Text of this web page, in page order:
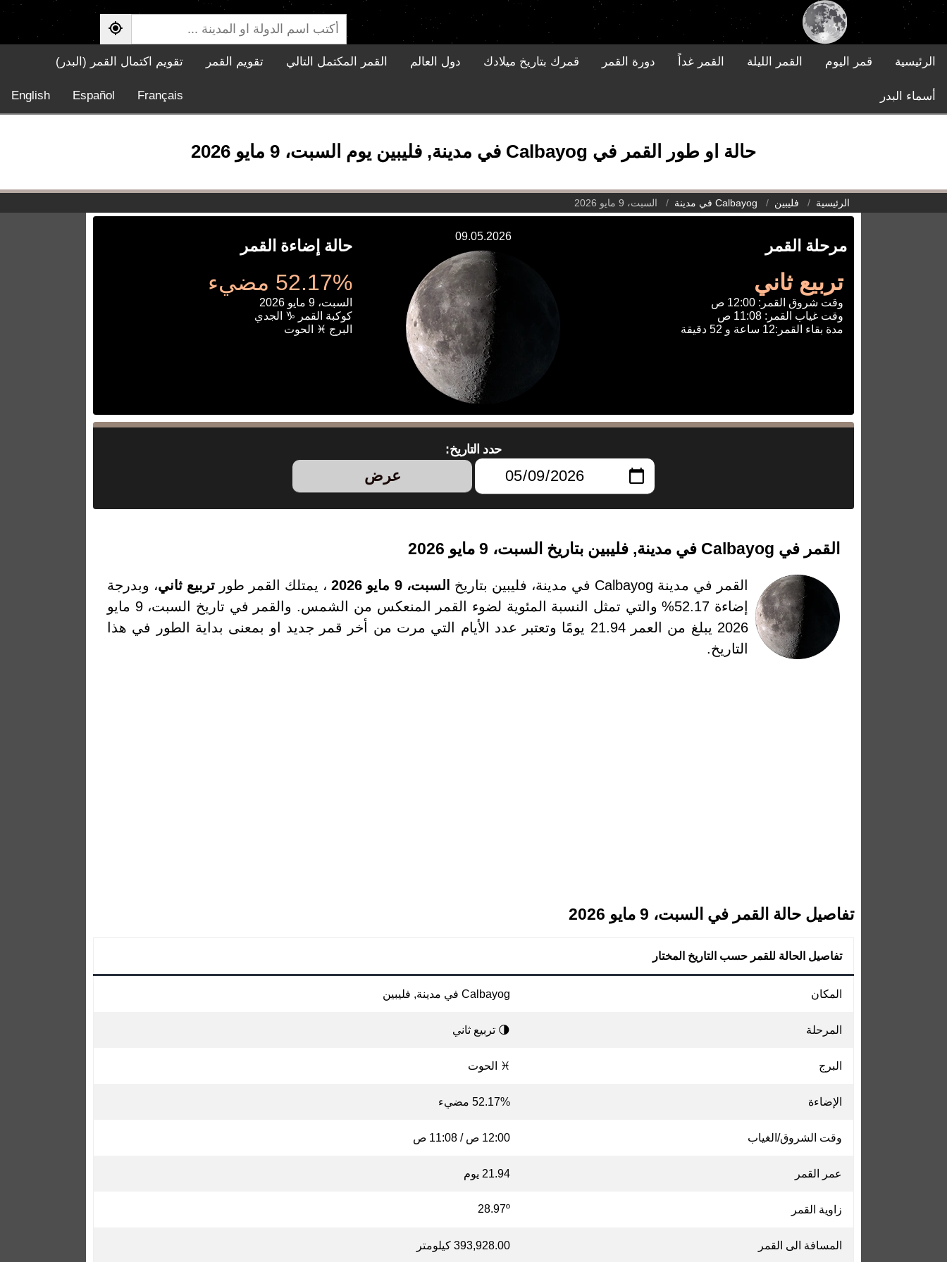
الرئيسية قمر اليوم القمر الليلة القمر غداً دورة القمر قمرك بتاريخ ميلادك دول العالم القمر المكتمل التالي تقويم القمر تقويم اكتمال القمر (البدر)
أسماء البدر English Español Français
حالة او طور القمر في Calbayog في مدينة, فليبين يوم السبت، 9 مايو 2026
الرئيسية فليبين Calbayog في مدينة السبت، 9 مايو 2026
مرحلة القمر
تربيع ثاني
وقت شروق القمر: 12:00 ص
وقت غياب القمر: 11:08 ص
مدة بقاء القمر:12 ساعة و 52 دقيقة
09.05.2026
حالة إضاءة القمر
52.17% مضيء
السبت، 9 مايو 2026
كوكبة القمر ♑ الجدي
البرج ♓ الحوت
حدد التاريخ:
عرض
القمر في Calbayog في مدينة, فليبين بتاريخ السبت، 9 مايو 2026
القمر في مدينة Calbayog في مدينة، فليبين بتاريخ السبت، 9 مايو 2026 ، يمتلك القمر طور تربيع ثاني، وبدرجة
إضاءة 52.17% والتي تمثل النسبة المئوية لضوء القمر المنعكس من الشمس. والقمر في تاريخ السبت، 9 مايو
2026 يبلغ من العمر 21.94 يومًا وتعتبر عدد الأيام التي مرت من أخر قمر جديد او بمعنى بداية الطور في هذا
التاريخ.
تفاصيل حالة القمر في السبت، 9 مايو 2026
تفاصيل الحالة للقمر حسب التاريخ المختار
المكان Calbayog في مدينة, فليبين
المرحلة 🌗 تربيع ثاني
البرج ♓ الحوت
الإضاءة 52.17% مضيء
وقت الشروق/الغياب 12:00 ص / 11:08 ص
عمر القمر 21.94 يوم
زاوية القمر 28.97º
المسافة الى القمر 393,928.00 كيلومتر